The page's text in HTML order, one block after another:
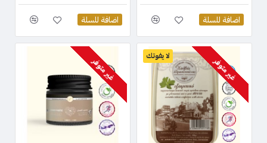
اضافة للسلة اضافة للسلة
لا يفوتك
غير متوفر غير متوفر